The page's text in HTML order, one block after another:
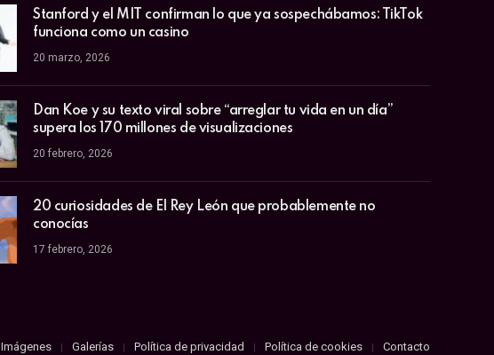
Stanford y el MIT confirman lo que ya sospechábamos: TikTok
funciona como un casino
20 marzo, 2026
Dan Koe y su texto viral sobre “arreglar tu vida en un día”
supera los 170 millones de visualizaciones
20 febrero, 2026
20 curiosidades de El Rey León que probablemente no
conocías
17 febrero, 2026
Imágenes Galerías Política de privacidad Política de cookies Contacto